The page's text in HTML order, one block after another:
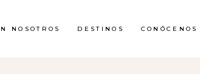
NOSOTROS DESTINOS CONÓCENOS